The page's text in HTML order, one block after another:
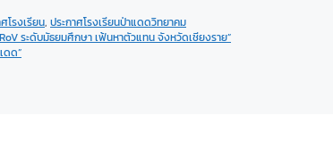
โรงเรียน,ประกาศโรงเรียนป่าแดดวิทยาคม
ระดับมัธยมศึกษา เฟ้นหาตัวแทน จังหวัดเชียงราย”
ดด”